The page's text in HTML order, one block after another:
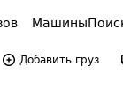
Машины
Добавить груз